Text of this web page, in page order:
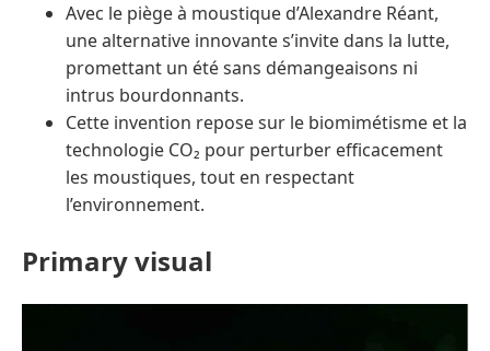
Avec le piège à moustique d’Alexandre Réant,
une alternative innovante s’invite dans la lutte,
promettant un été sans démangeaisons ni
intrus bourdonnants.
Cette invention repose sur le biomimétisme et la
technologie CO₂ pour perturber efficacement
les moustiques, tout en respectant
l’environnement.
Primary visual